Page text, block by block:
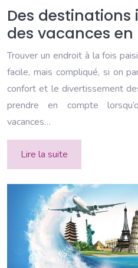
Des destinations
des vacances
Trouver un endroit à la fois
facile, mais compliqué, si on
confort et le divertissement
prendre en compte
vacances…
Lire la suite